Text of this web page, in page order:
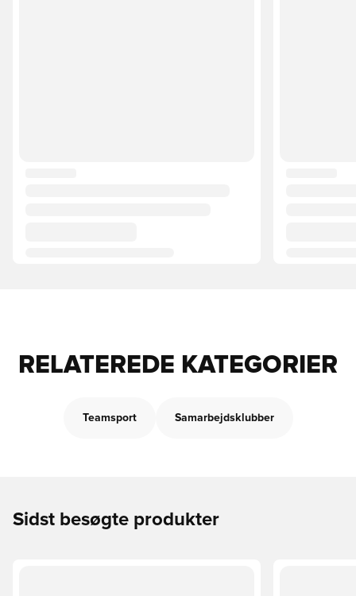
RELATEREDE KATEGORIER
Teamsport Samarbejdsklubber
Sidst besøgte produkter